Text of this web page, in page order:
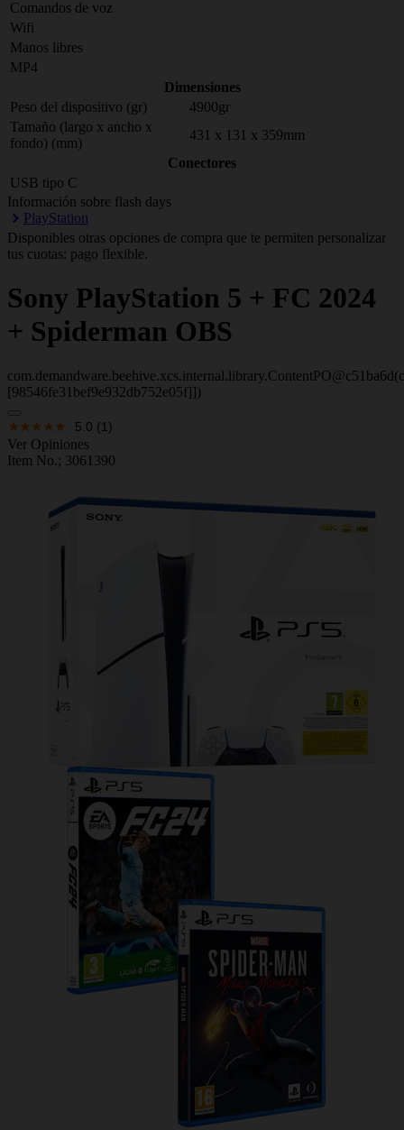
Comandos de voz
Wifi
Manos libres
MP4
Dimensiones
Peso del dispositivo (gr)
4900gr
Tamaño (largo x ancho x
fondo) (mm)
431 x 131 x 359mm
Conectores
USB tipo C
Información sobre flash days
PlayStation
Disponibles otras opciones de compra que te permiten personalizar
tus cuotas: pago flexible.
Sony PlayStation 5 + FC 2024
+ Spiderman OBS
[98546fe31bef9e932db752e05f]])
5.0 (1)
Ver Opiniones
Item No.; 3061390